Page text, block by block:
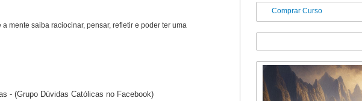
mente saiba raciocinar, pensar, refletir e poder ter uma
- (Grupo Dúvidas Católicas no Facebook)
Comprar Curso